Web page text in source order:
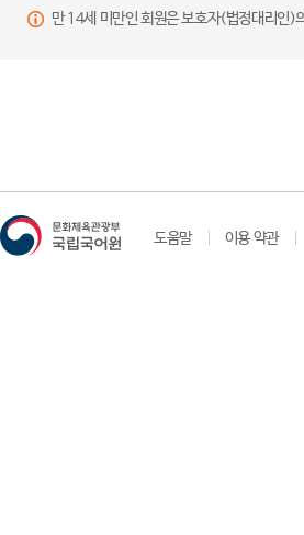
만 14세 미만인 회원은 보호자(법정대리인)
도움말 이용 약관